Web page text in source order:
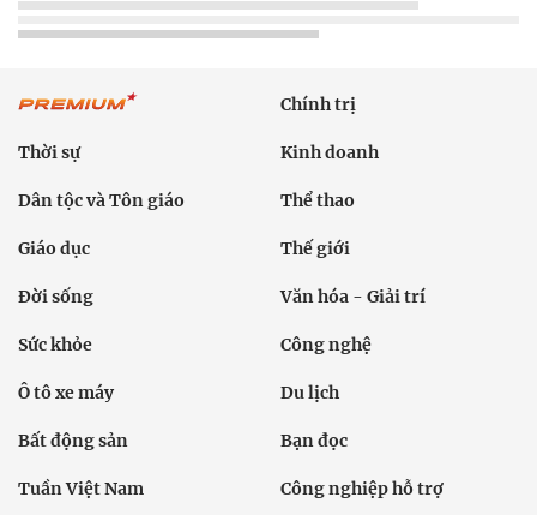
Chính trị
Thời sự Kinh doanh
Dân tộc và Tôn giáo Thể thao
Giáo dục Thế giới
Đời sống Văn hóa - Giải trí
Sức khỏe Công nghệ
Ô tô xe máy Du lịch
Bất động sản Bạn đọc
Tuần Việt Nam Công nghiệp hỗ trợ